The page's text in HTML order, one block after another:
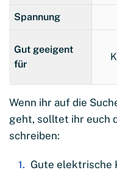
Spannung
Gut geeigent
für
Wenn ihr auf die
geht, solltet ihr euch
schreiben:
Gute elektrische